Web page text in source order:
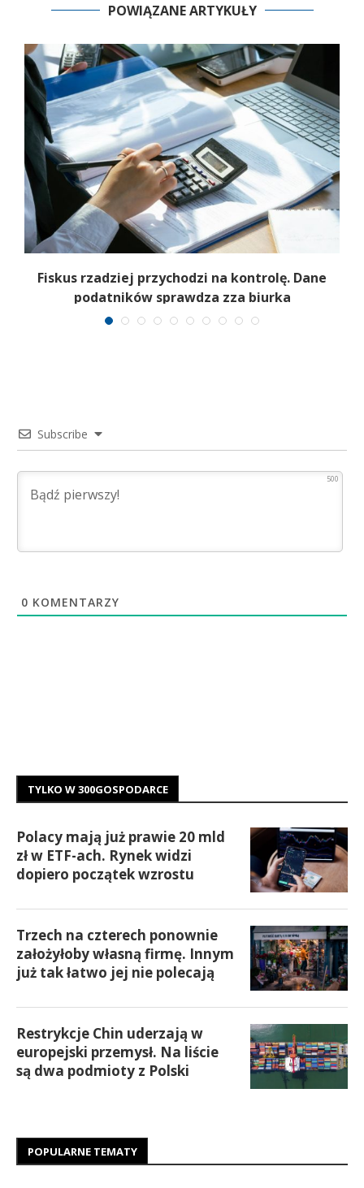
POWIĄZANE ARTYKUŁY
Fiskus rzadziej przychodzi na kontrolę. Dane
podatników sprawdza zza biurka
Subscribe
500
0 KOMENTARZY
TYLKO W 300GOSPODARCE
Polacy mają już prawie 20 mld
zł w ETF-ach. Rynek widzi
dopiero początek wzrostu
Trzech na czterech ponownie
założyłoby własną firmę. Innym
już tak łatwo jej nie polecają
Restrykcje Chin uderzają w
europejski przemysł. Na liście
są dwa podmioty z Polski
POPULARNE TEMATY